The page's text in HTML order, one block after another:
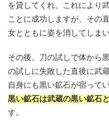
を貸してくれ、これにより
ことに成功しますが、その
女とともに姿を消してしまい
その後、刀の試しで体から
の試しに失敗した直後に武
自身にも黒い鉱石が宿って
黒い鉱石は武蔵の黒い鉱石
す。